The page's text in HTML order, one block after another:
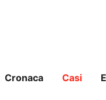
Cronaca Casi